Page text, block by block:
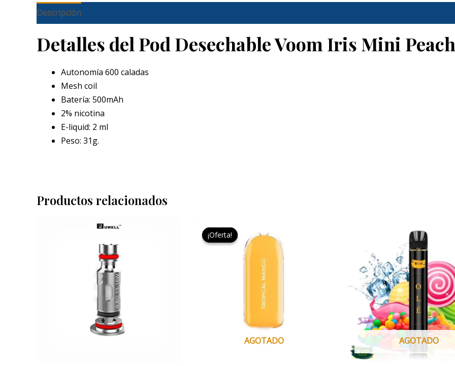
Descripción
Detalles del Pod Desechable Voom Iris Mini
Autonomía 600 caladas
Mesh coil
Batería: 500mAh
2% nicotina
E-liquid: 2 ml
Peso: 31g.
Productos relacionados
¡Oferta!
AGOTADO
¡Oferta!
original
9,95 €.
AGOTADO